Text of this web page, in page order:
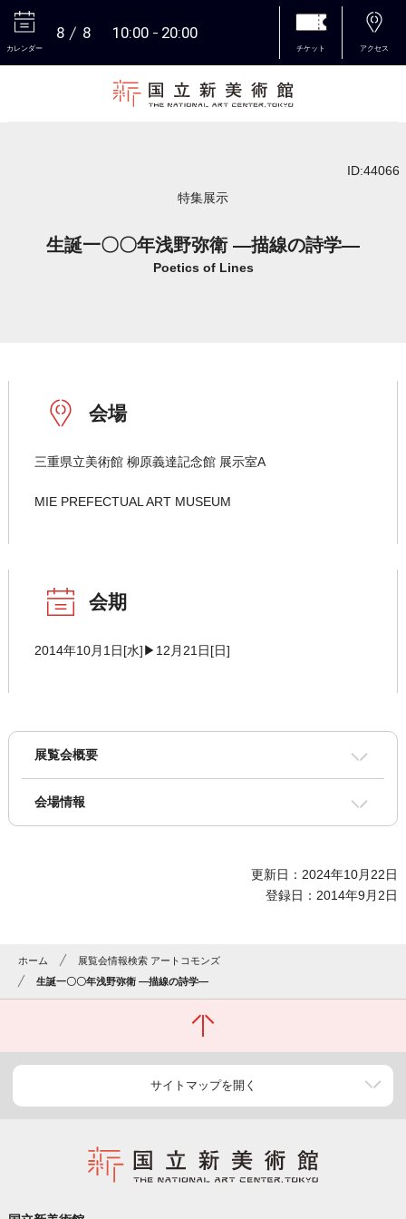
カレンダー
8 8 10:00 20:00
チケット アクセス
ID:44066
特集展示
生誕一〇〇年浅野弥衛 ―描線の詩学―
Poetics of Lines
会場
三重県立美術館 柳原義達記念館 展示室A
MIE PREFECTUAL ART MUSEUM
会期
2014年10月1日[水]▶12月21日[日]
展覧会概要
会場情報
更新日：2024年10月22日
登録日：2014年9月2日
ホーム
展覧会情報検索 アートコモンズ
生誕一〇〇年浅野弥衛 ―描線の詩学―
サイトマップを開く